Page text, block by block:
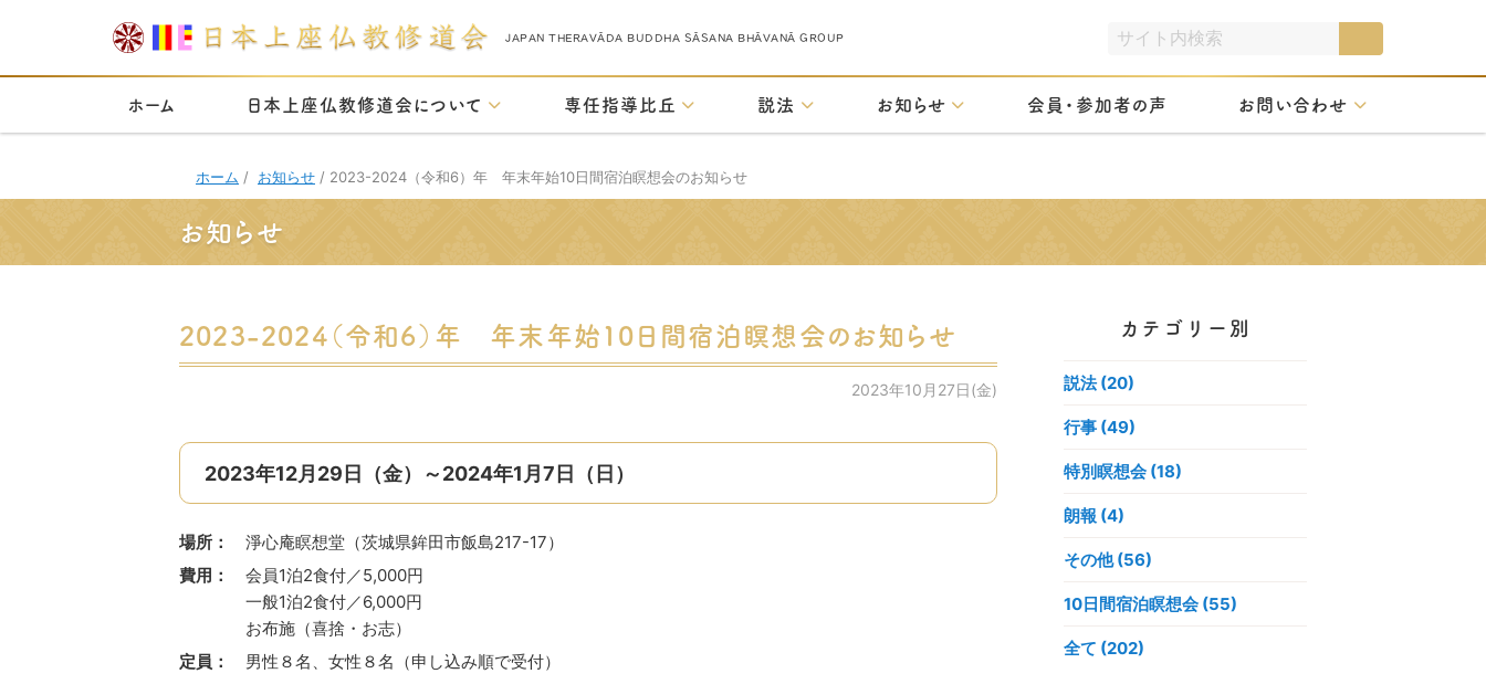
JAPAN THERAVĀDA BUDDHA SĀSANA BHĀVANĀ GROUP
ホーム 日本上座仏教修道会について 専任指導比丘 説法 お知らせ 会員・参加者の声 お問い合わせ
ホーム / お知らせ / 2023-2024（令和6）年 年末年始10日間宿泊瞑想会のお知らせ
お知らせ
2023-2024（令和6）年 年末年始10日間宿泊瞑想会のお知らせ
2023年10月27日(金)
2023年12月29日（金）～2024年1月7日（日）
場所：
淨心庵瞑想堂（茨城県鉾田市飯島217-17）
費用：
会員1泊2食付／5,000円
一般1泊2食付／6,000円
お布施（喜捨・お志）
定員：
男性８名、女性８名（申し込み順で受付）
カテゴリー別
説法 (20)
行事 (49)
特別瞑想会 (18)
朗報 (4)
その他 (56)
10日間宿泊瞑想会 (55)
全て (202)